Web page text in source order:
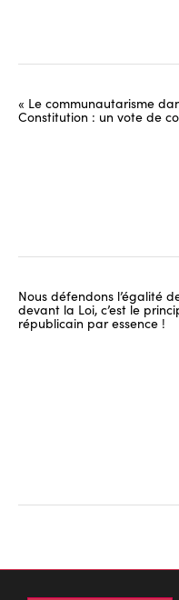
« Le communautarisme
Constitution : un vote de
Nous défendons l’égalité
devant la Loi, c’est le
républicain par essence !